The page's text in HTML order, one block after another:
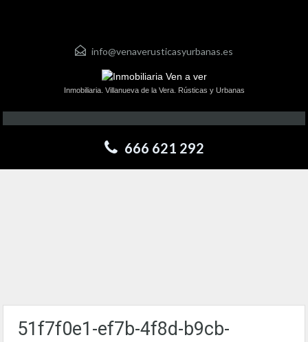
info@venaverusticasyurbanas.es
Inmobiliaria. Villanueva de la Vera. Rústicas y Urbanas
666 621 292
51f7f0e1-ef7b-4f8d-b9cb-